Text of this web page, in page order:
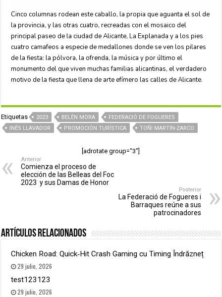
Cinco columnas rodean este caballo, la propia que aguanta el sol de
la provincia, y las otras cuatro, recreadas con el mosaico del
principal paseo de la ciudad de Alicante, La Explanada y a los pies
cuatro camafeos a especie de medallones donde se ven los pilares
de la fiesta: la pólvora, la ofrenda, la música y por último el
monumento del que viven muchas familias alicantinas, el verdadero
motivo de la fiesta que llena de arte efímero las calles de Alicante.
Etiquetas 2023 BELÉN MORA
FEDERACIÓ DE FOGUERES
INÉS LLAVADOR
PROMOCIÓN TURÍSTICA TOÑI MARTÍN-ZARCO
[adrotate group="3"]
Anterior
Comienza el proceso de
elección de las Belleas del Foc
2023 y sus Damas de Honor
Posterior
La Federació de Fogueres i
Barraques reúne a sus
patrocinadores
Artículos relacionados
Chicken Road: Quick‑Hit Crash Gaming cu Timing Îndrăzneț
29 julio, 2026
test123123
29 julio, 2026